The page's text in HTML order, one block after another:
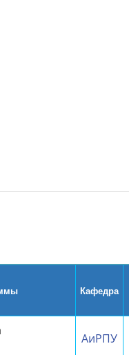
Кафедра
АиРПУ